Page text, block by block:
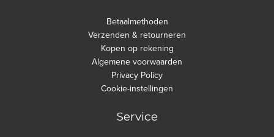
Betaalmethoden
Verzenden & retourneren
Kopen op rekening
Algemene voorwaarden
Privacy Policy
Cookie-instellingen
Service